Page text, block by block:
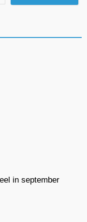
in september